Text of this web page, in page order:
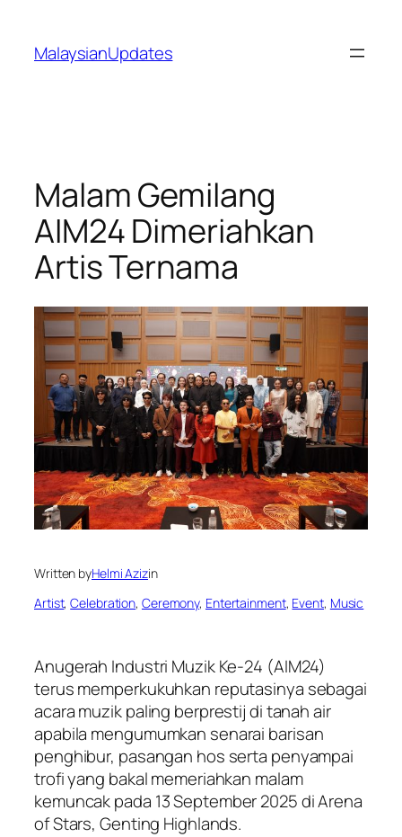
content
MalaysianUpdates
Malam Gemilang
AIM24 Dimeriahkan
Artis Ternama
Written byHelmi Azizin
Artist, Celebration, Ceremony, Entertainment, Event, Music
Anugerah Industri Muzik Ke-24 (AIM24)
terus memperkukuhkan reputasinya sebagai
acara muzik paling berprestij di tanah air
apabila mengumumkan senarai barisan
penghibur, pasangan hos serta penyampai
trofi yang bakal memeriahkan malam
kemuncak pada 13 September 2025 di Arena
of Stars, Genting Highlands.